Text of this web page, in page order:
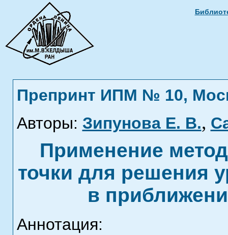
Препринт ИПМ № 10,
Авторы: Зипунова Е. В.,
Применение
точки для решения
в
Аннотация: